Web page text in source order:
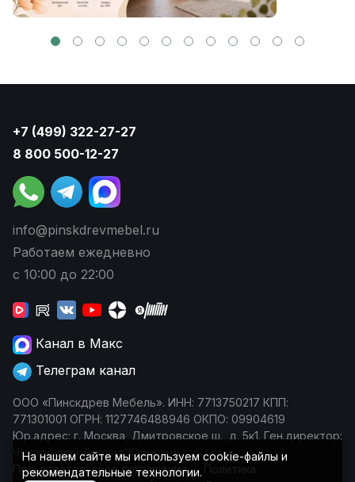
+7 (499) 322-27-27
8 800 500-12-27
info@pinskdrevmebel.ru
Работаем ежедневно
с 10:00 до 22:00
Канал в Макс
Телеграм канал
ООО «Пинскдрев Мебель». ИНН: 7713750217 КПП:
771301001 ОГРН: 1127746488946 ОКПО: 09904619
Юр.адрес: г. Москва, Дмитровское ш., д. 5к1. Ген.директор:
Чеповецкий Леонид Юрьевич
Пользовательское соглашение
Политика
На нашем сайте мы используем cookie-файлы и
рекомендательные технологии.